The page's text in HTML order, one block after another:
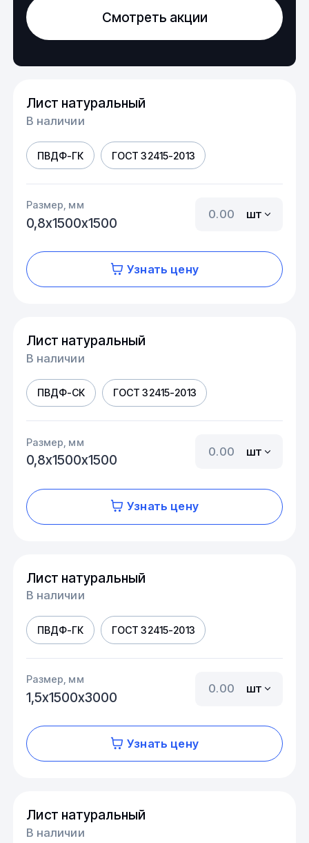
Смотреть акции
Лист натуральный
В наличии
ПВДФ-ГК ГОСТ 32415-2013
Размер, мм
0,8х1500х1500
шт
Узнать цену
Лист натуральный
В наличии
ПВДФ-СК ГОСТ 32415-2013
Размер, мм
0,8х1500х1500
шт
Узнать цену
Лист натуральный
В наличии
ПВДФ-ГК ГОСТ 32415-2013
Размер, мм
1,5х1500х3000
шт
Узнать цену
Лист натуральный
В наличии